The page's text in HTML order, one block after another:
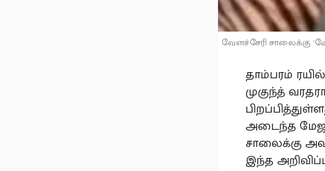
வேளச்சேரி சாலைக்கு
தாம்பரம்
முகுந்த்
அடைந்த
சாலைக்கு
இந்த